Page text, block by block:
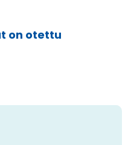
on otettu